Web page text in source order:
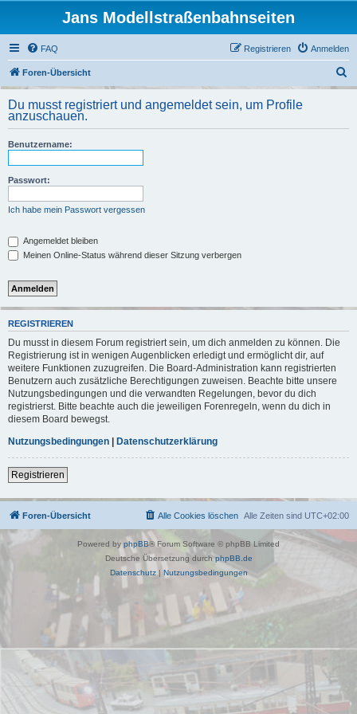
Jans Modellstraßenbahnseiten
FAQ Anmelden
Registrieren
Foren-Übersicht
u
h
Du musst registriert und angemeldet sein, um Profile
anzuschauen.
Benutzername:
Passwort:
Ich habe mein Passwort vergessen
Angemeldet bleiben
Meinen Online-Status während dieser Sitzung verbergen
REGISTRIEREN
Du musst in diesem Forum registriert sein, um dich anmelden zu können. Die
Registrierung ist in wenigen Augenblicken erledigt und ermöglicht dir, auf
weitere Funktionen zuzugreifen. Die Board-Administration kann registrierten
Benutzern auch zusätzliche Berechtigungen zuweisen. Beachte bitte unsere
Nutzungsbedingungen und die verwandten Regelungen, bevor du dich
registrierst. Bitte beachte auch die jeweiligen Forenregeln, wenn du dich in
diesem Board bewegst.
Nutzungsbedingungen | Datenschutzerklärung
Registrieren
Foren-Übersicht Alle Zeiten sind UTC+02:00
Alle Cookies löschen
Powered byphpBB® Forum Software © phpBB Limited
Deutsche Übersetzung durchphpBB.de
Datenschutz| Nutzungsbedingungen